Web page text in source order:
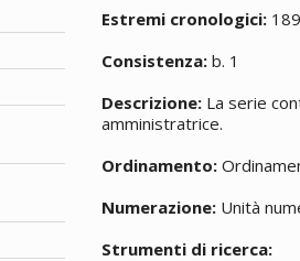
Estremi cronologici:
Consistenza: b. 1
Descrizione: La serie
amministratrice.
Ordinamento:
Numerazione: Unità
Strumenti di ricerca: